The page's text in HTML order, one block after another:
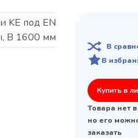
KE под EN
В 1600 мм
В
В
Купить в
Товара нет
но его
заказать